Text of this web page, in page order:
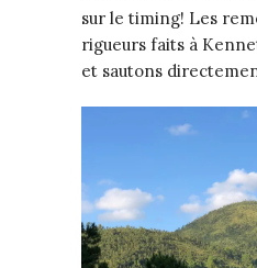
sur le timing! Les
rigueurs faits à
et sautons